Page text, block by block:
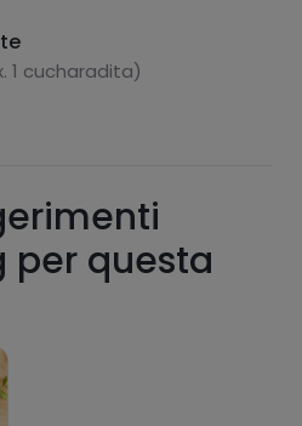
1 cucharadita)
la información nutricional
muchas más
al PLUS
per questa